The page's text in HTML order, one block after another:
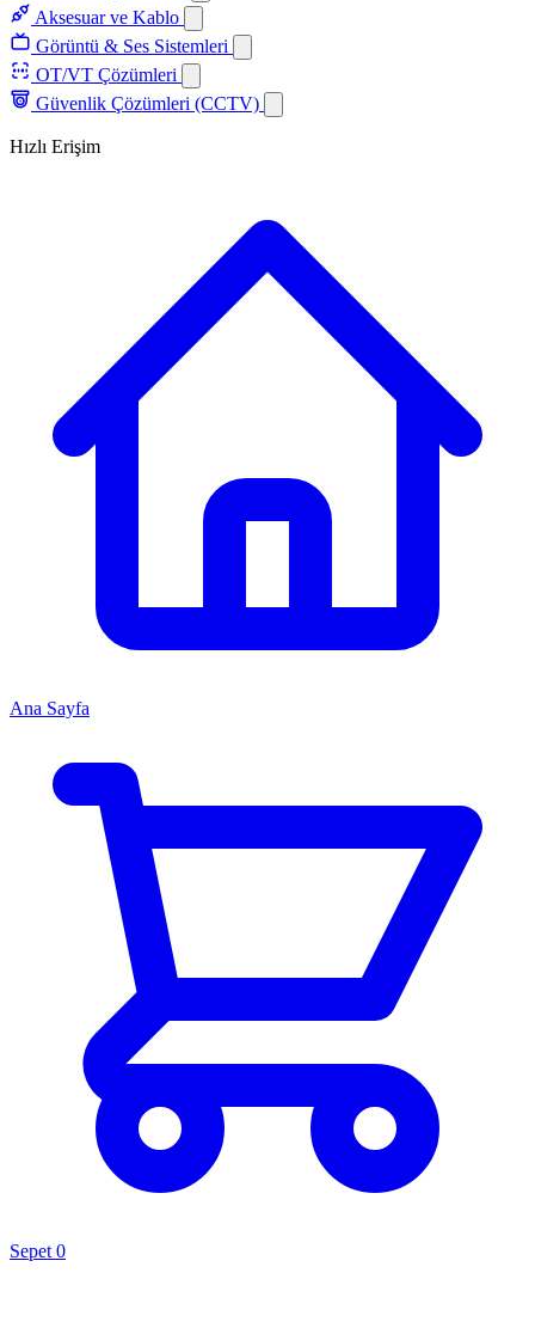
Aksesuar ve Kablo
Görüntü & Ses Sistemleri
OT/VT Çözümleri
Güvenlik Çözümleri (CCTV)
Hızlı Erişim
Ana Sayfa
Sepet 0